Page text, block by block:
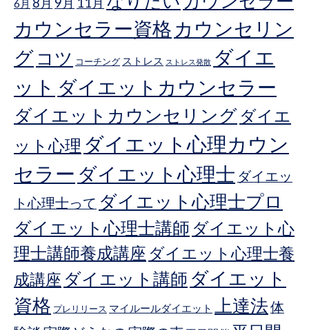
6月
カウンセラー資格 カウンセリン
グ コツ コーチング ストレス ストレス発散 ダイエ
ット ダイエットカウンセラー
ダイエットカウンセリングダイエ
ット心理 ダイエット心理カウン
セラー ダイエット心理士 ダイエッ
ト心理士って ダイエット心理士プロ
ダイエット心理士講師 ダイエット心
理士講師養成講座 ダイエット心理士養
成講座 ダイエット講師 ダイエット
資格 プレリリース マイルールダイエット 上達法体